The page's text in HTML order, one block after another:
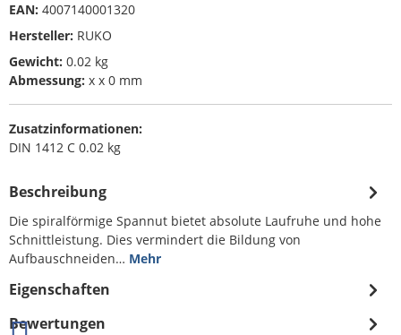
EAN: 4007140001320
Hersteller: RUKO
Gewicht: 0.02 kg
Abmessung: x x 0 mm
Zusatzinformationen:
DIN 1412 C 0.02 kg
Beschreibung
Die spiralförmige Spannut bietet absolute Laufruhe und hohe
Schnittleistung. Dies vermindert die Bildung von
Aufbauschneiden… Mehr
Eigenschaften
Bewertungen